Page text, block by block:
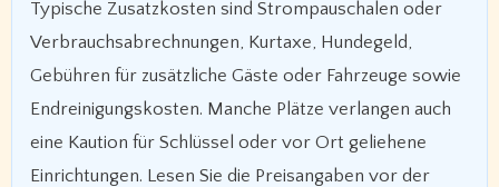
Typische Zusatzkosten sind Strompauschalen oder
Verbrauchsabrechnungen, Kurtaxe, Hundegeld,
Gebühren für zusätzliche Gäste oder Fahrzeuge sowie
Endreinigungskosten. Manche Plätze verlangen auch
eine Kaution für Schlüssel oder vor Ort geliehene
Einrichtungen. Lesen Sie die Preisangaben vor der